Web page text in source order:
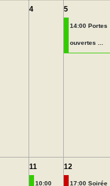
4 5
14:00 Portes
ouvertes ...
11
10:00
12
17:00 Soirée